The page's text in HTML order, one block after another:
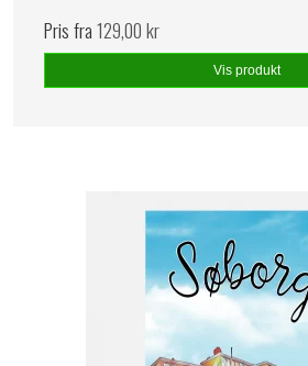
Pris fra129,00 kr
Vis produkt